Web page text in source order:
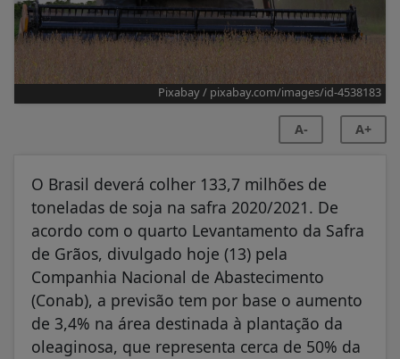
Pixabay / pixabay.com/images/id-4538183
A- A+
O Brasil deverá colher 133,7 milhões de
toneladas de soja na safra 2020/2021. De
acordo com o quarto Levantamento da Safra
de Grãos, divulgado hoje (13) pela
Companhia Nacional de Abastecimento
(Conab), a previsão tem por base o aumento
de 3,4% na área destinada à plantação da
oleaginosa, que representa cerca de 50% da